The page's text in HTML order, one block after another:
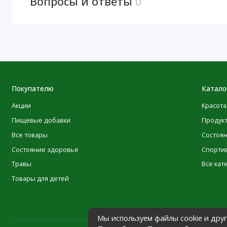
Мы используем файлы cookie и
Покупателю
Акции
Пищевые добавки
Все товары
Состояние здоровья
Травы
Товары для детей
Все